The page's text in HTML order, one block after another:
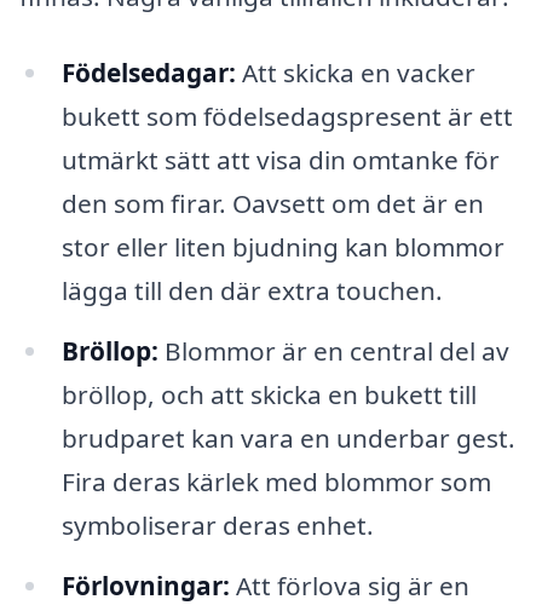
Födelsedagar: Att skicka en vacker
bukett som födelsedagspresent är ett
utmärkt sätt att visa din omtanke för
den som firar. Oavsett om det är en
stor eller liten bjudning kan blommor
lägga till den där extra touchen.
Bröllop: Blommor är en central del av
bröllop, och att skicka en bukett till
brudparet kan vara en underbar gest.
Fira deras kärlek med blommor som
symboliserar deras enhet.
Förlovningar: Att förlova sig är en